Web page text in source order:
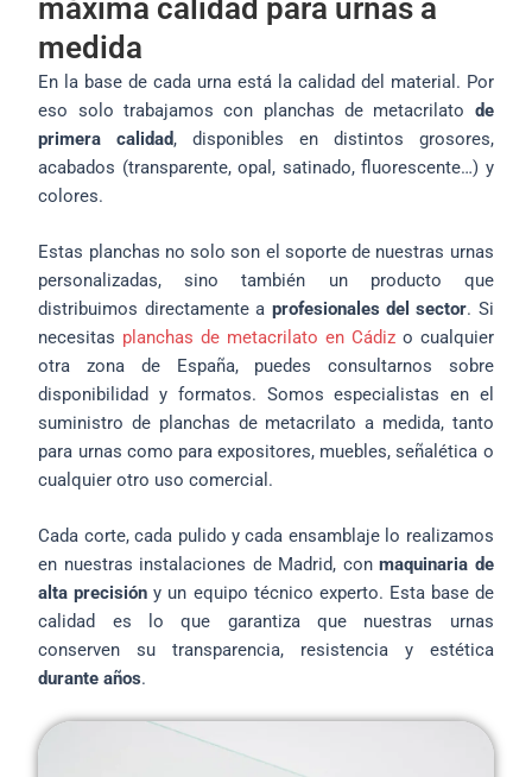
máxima calidad para urnas a
medida
En la base de cada urna está la calidad del material. Por
eso solo trabajamos con planchas de metacrilato de
primera calidad, disponibles en distintos grosores,
acabados (transparente, opal, satinado, fluorescente…) y
colores.
Estas planchas no solo son el soporte de nuestras urnas
personalizadas, sino también un producto que
distribuimos directamente a profesionales del sector. Si
necesitas planchas de metacrilato en Cádizo cualquier
otra zona de España, puedes consultarnos sobre
disponibilidad y formatos. Somos especialistas en el
suministro de planchas de metacrilato a medida, tanto
para urnas como para expositores, muebles, señalética o
cualquier otro uso comercial.
Cada corte, cada pulido y cada ensamblaje lo realizamos
en nuestras instalaciones de Madrid, conmaquinaria de
alta precisión y un equipo técnico experto. Esta base de
calidad es lo que garantiza que nuestras urnas
conserven su transparencia, resistencia y estética
durante años.